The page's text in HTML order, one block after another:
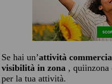
Se hai un’attività
visibilità in zona , quiinzona
per la tua attività.